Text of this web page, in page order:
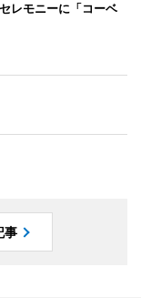
レモニーに「コーベ
事